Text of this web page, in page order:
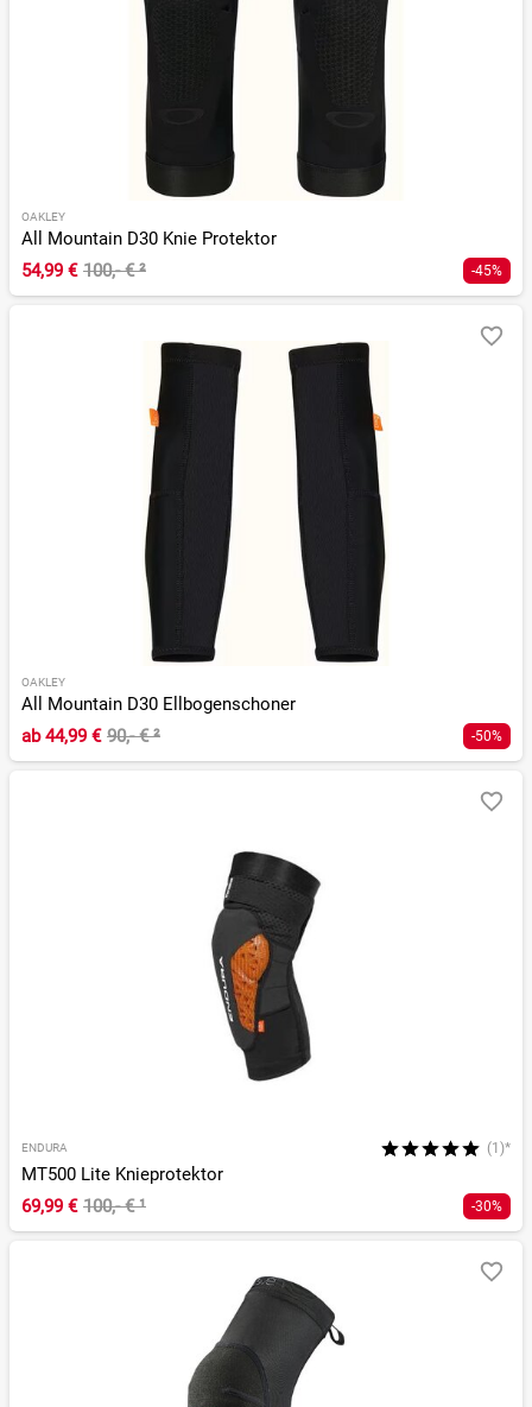
OAKLEY
All Mountain D30 Knie Protektor
54,99 € 100,- €² -45%
OAKLEY
All Mountain D30 Ellbogenschoner
ab44,99 € 90,- €² -50%
ENDURA (1)*
MT500 Lite Knieprotektor
69,99 € 100,- €¹ -30%